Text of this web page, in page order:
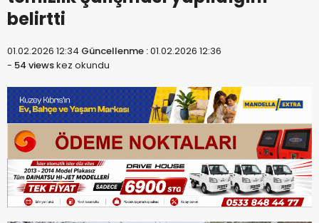
belirtti
01.02.2026 12:34 Güncellenme :01.02.2026 12:36
- 54 viewskez okundu